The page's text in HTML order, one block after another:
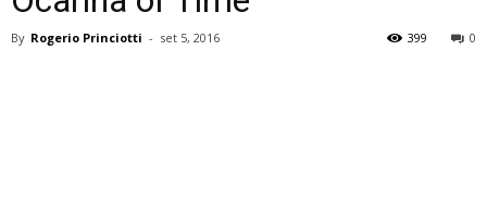
By Rogerio Princiotti - set 5, 2016 0
399